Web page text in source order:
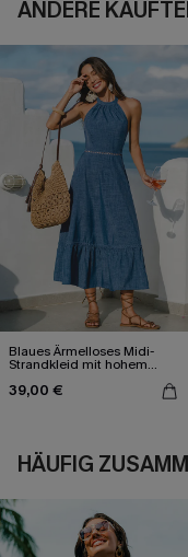
ANDERE
Blaues Ärmelloses Midi-
Strandkleid mit hohem
39,00 €
HÄUFIG